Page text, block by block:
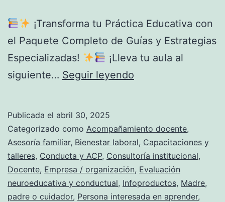
¡Transforma tu Práctica Educativa con
el Paquete Completo de Guías y Estrategias
Especializadas!
¡Lleva tu aula al
siguiente… Seguir leyendo
TIEMPO
LIMITADO!
Hasta
el
30
Publicada el abril 30, 2025
Categorizado como Acompañamiento docente,
Asesoría familiar, Bienestar laboral, Capacitaciones y
talleres, Conducta y ACP, Consultoría institucional,
Docente, Empresa / organización, Evaluación
neuroeducativa y conductual, Infoproductos, Madre,
padre o cuidador, Persona interesada en aprender,